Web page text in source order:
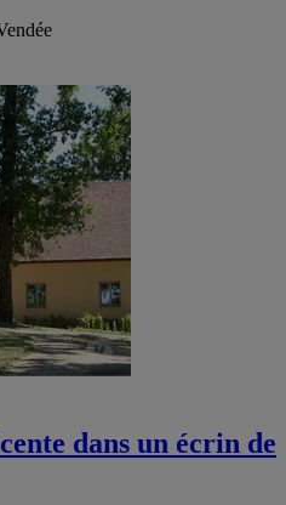
dans un écrin de